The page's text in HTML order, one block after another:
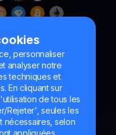
personnaliser
analyser notre
techniques et
En cliquant sur
de tous les
Rejeter', seules les
nécessaires, selon